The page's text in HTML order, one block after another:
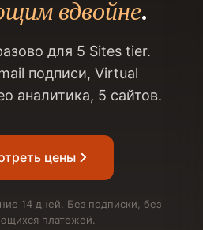
вдвойне.
для 5 Sites tier.
подписи, Virtual
аналитика, 5 сайтов.
цены
14 дней. Без подписки, без
платежей.